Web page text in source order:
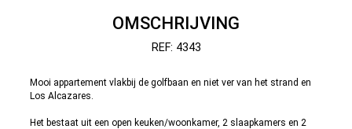
OMSCHRIJVING
REF: 4343
Mooi appartement vlakbij de golfbaan en niet ver van het strand en
Los Alcazares.
Het bestaat uit een open keuken/woonkamer, 2 slaapkamers en 2